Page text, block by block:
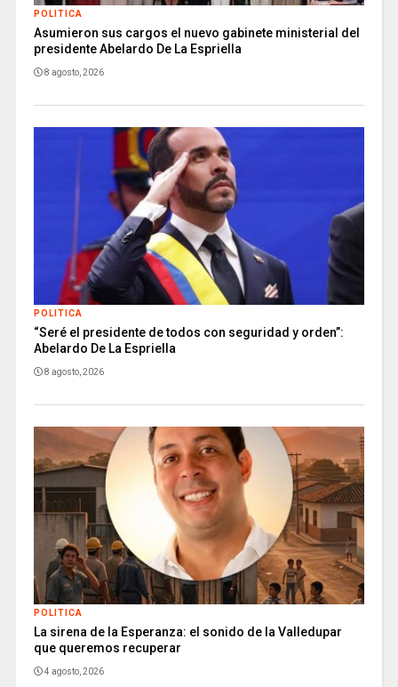
POLITICA
Asumieron sus cargos el nuevo gabinete ministerial del
presidente Abelardo De La Espriella
8 agosto, 2026
POLITICA
“Seré el presidente de todos con seguridad y orden”:
Abelardo De La Espriella
8 agosto, 2026
POLITICA
La sirena de la Esperanza: el sonido de la Valledupar
que queremos recuperar
4 agosto, 2026